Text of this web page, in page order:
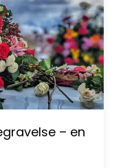
– en